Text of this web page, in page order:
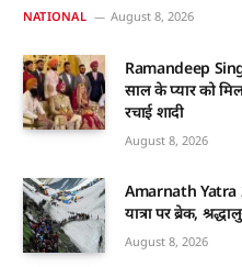
NATIONAL August 8, 2026
Ramandeep
साल के प्यार को
रचाई शादी
August 8, 2026
Amarnath Yatra
यात्रा पर ब्रेक,
August 8, 2026